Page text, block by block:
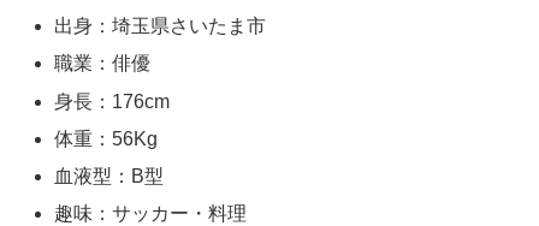
出身：埼玉県さいたま市
職業：俳優
身長：176cm
体重：56Kg
血液型：B型
趣味：サッカー・料理